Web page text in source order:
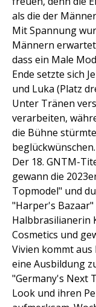
als die der
Mit Spannung
Männern
dass ein Male
Ende setzte sich
und Luka (Platz
Unter Tränen
verarbeiten,
die Bühne
beglückwünschen.
Der 18. GNTM-
gewann die
Topmodel" und
"Harper's
Halbbrasilianerin
Cosmetics und
Vivien kommt
eine Ausbildung
"Germany's Next
Look und ihren